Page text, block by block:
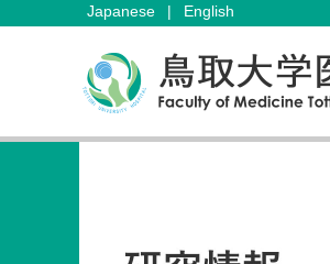
Japanese | English